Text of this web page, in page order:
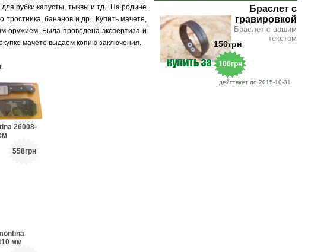
рубки капусты, тыквы и тд.. На родине
тростника, бананов и др.. Купить мачете,
оружием. Была проведена экспертиза и
мачете выдаём копию заключения.
26008-
558грн
мм
Браслет с
гравировкой
Браслет с вашим
текстом
150грн
100грн
действует до 2015-10-31